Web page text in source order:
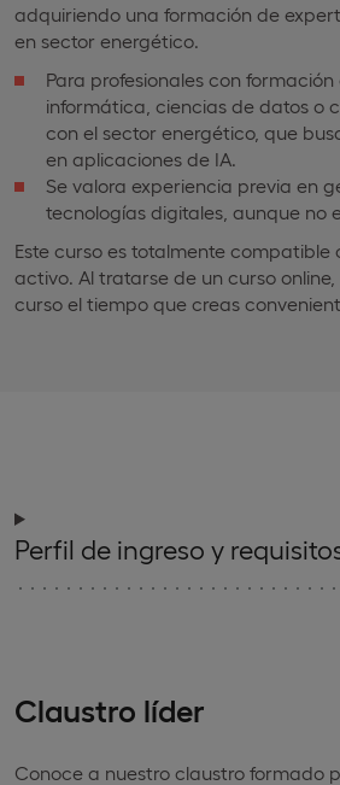
adquiriendo una formación de
en sector energético.
Para profesionales con formación
informática, ciencias de datos o
con el sector energético, que
en aplicaciones de IA.
Se valora experiencia previa en
tecnologías digitales, aunque no
Este curso es totalmente compatible
activo. Al tratarse de un curso
curso el tiempo que creas
Perfil de ingreso y
Claustro líder
Conoce a nuestro claustro formado